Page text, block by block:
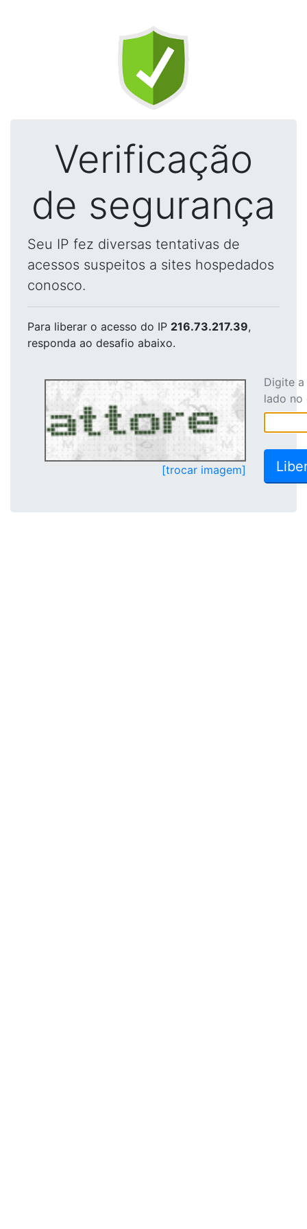
Verificação
de segurança
Seu IP fez diversas tentativas de
acessos suspeitos a sites hospedados
conosco.
Para liberar o acesso do IP 216.73.217.39,
responda ao desafio abaixo.
[trocar imagem]
Digite
lado no